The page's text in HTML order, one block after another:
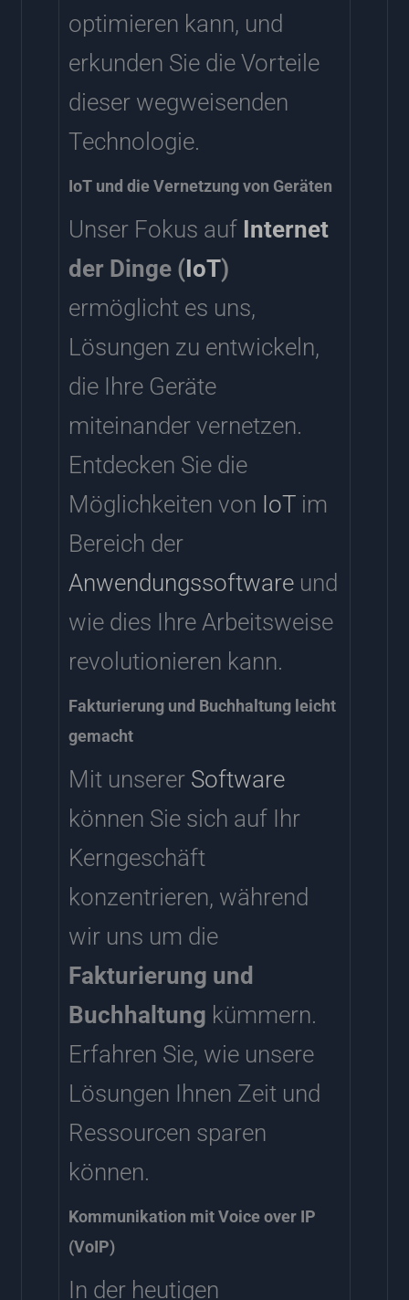
optimieren kann, und
erkunden Sie die Vorteile
dieser wegweisenden
Technologie.
IoT und die Vernetzung von Geräten
Unser Fokus auf Internet
der Dinge (IoT)
ermöglicht es uns,
Lösungen zu entwickeln,
die Ihre Geräte
miteinander vernetzen.
Entdecken Sie die
Möglichkeiten von IoTim
Bereich der
Anwendungssoftwareund
wie dies Ihre Arbeitsweise
revolutionieren kann.
Fakturierung und Buchhaltung leicht
gemacht
Mit unserer Software
können Sie sich auf Ihr
Kerngeschäft
konzentrieren, während
wir uns um die
Fakturierung und
Buchhaltung kümmern.
Erfahren Sie, wie unsere
Lösungen Ihnen Zeit und
Ressourcen sparen
können.
Kommunikation mit Voice over IP
(VoIP)
In der heutigen